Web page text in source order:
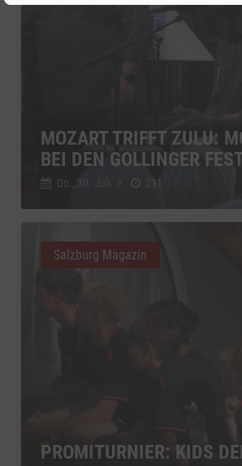
MOZART TRIFFT ZULU:
BEI DEN GOLLINGER
Do., 30. Juli 231
PROMITURNIER: KIDS
Salzburg Magazin
Sonstige Inhalte(nicht IAB) (2)
Einbindung zusätzlicher Informationen